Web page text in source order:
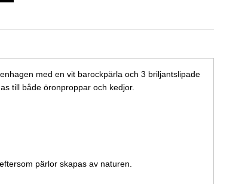
med en vit barockpärla och 3 briljantslipade
till både öronproppar och kedjor.
pärlor skapas av naturen.